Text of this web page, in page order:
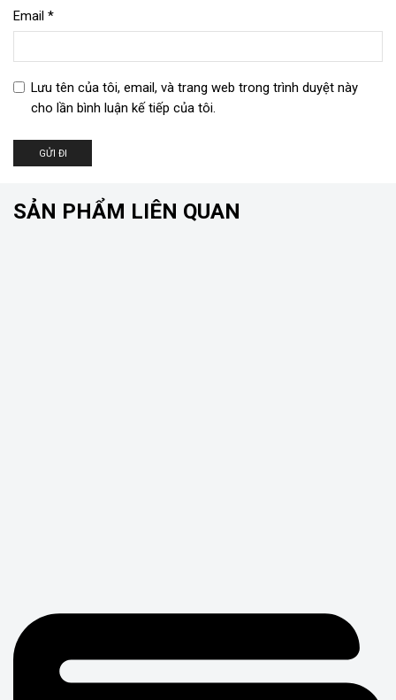
Email *
Lưu tên của tôi, email, và trang web trong trình duyệt này
cho lần bình luận kế tiếp của tôi.
SẢN PHẨM LIÊN QUAN